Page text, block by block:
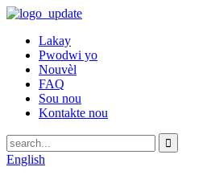
Lakay
Pwodwi yo
Nouvèl
FAQ
Sou nou
Kontakte nou
English